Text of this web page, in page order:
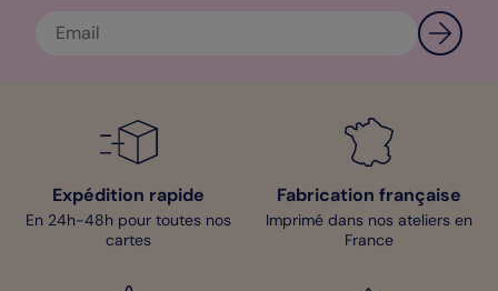
Expédition rapide
En 24h-48h pour toutes nos
cartes
Fabrication française
Imprimé dans nos ateliers en
France